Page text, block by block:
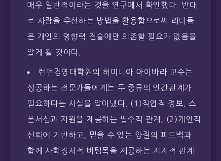
매우 일반적이라는 것을 연구에서 확인했다. 반대
로 사람을 우선하는 방법을 활용함으로써 리더들
은 개인의 영향력 전술에만 의존할 필요가 없음을
알게 될 것이다.
런던경영대학원의 허미니아 아이바라 교수는
성공하는 전문가들에게는 두 종류의 인간관계가
필요하다는 사실을 알아냈다. (1)직업적 정보, 스
폰서십과 자원을 제공하는 필수적 관계, (2)개인적
신뢰에 기반하고, 믿을 수 있는 양질의 피드백과
함께 사회정서적 버팀목을 제공하는 지지적 관계